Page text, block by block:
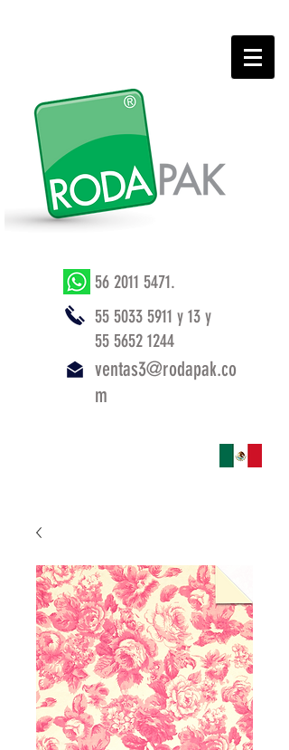
56 2011 5471.
55 5033 5911 y 13 y
55 5652 1244
ventas3@rodapak.co
m